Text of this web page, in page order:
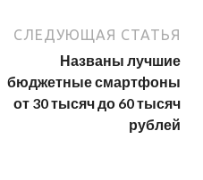
СЛЕДУЮЩАЯ СТАТЬЯ
Названы лучшие
бюджетные смартфоны
от 30 тысяч до 60 тысяч
рублей